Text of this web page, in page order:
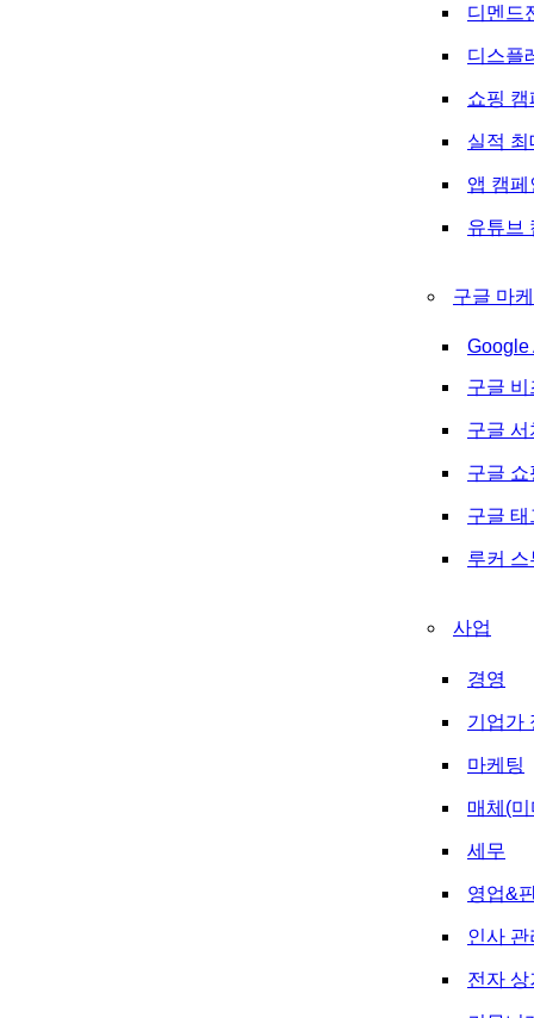
디멘드
디스플
쇼핑 캠
실적
앱 캠페
유튜브
구글 마
Google
구글
구글
구글 쇼
구글
루커
사업
경영
기업가
마케팅
매체(
세무
영업&
인사 관
전자 상